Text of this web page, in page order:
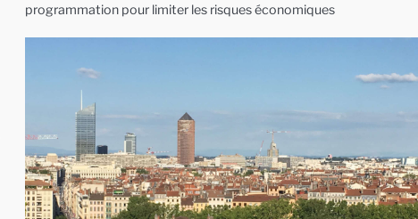
programmation pour limiter les risques économiques